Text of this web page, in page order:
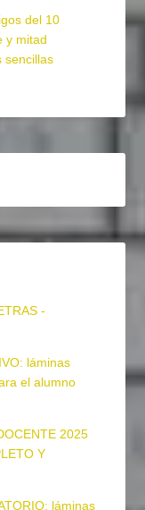
del 10
y mitad
sencillas
-
láminas
el alumno
2025
Y
láminas